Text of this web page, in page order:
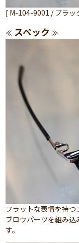
[ M-104-9001 / ブラ
≪ スペック ≫
フラットな表情を持
ブロウパーツを組み
す。